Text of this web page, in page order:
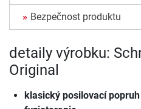
Bezpečnost produktu
detaily výrobku:
Original
klasický posilovací